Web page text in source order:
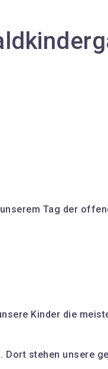
Tag der
Kinder die
stehen unsere